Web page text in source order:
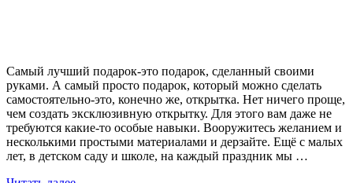
Самый лучший подарок-это подарок, сделанный своими
руками. А самый просто подарок, который можно сделать
самостоятельно-это, конечно же, открытка. Нет ничего проще,
чем создать эксклюзивную открытку. Для этого вам даже не
требуются какие-то особые навыки. Вооружитесь желанием и
несколькими простыми материалами и дерзайте. Ещё с малых
лет, в детском саду и школе, на каждый праздник мы …